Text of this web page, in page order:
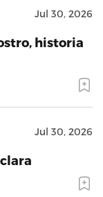
Jul 30, 2026
historia
Jul 30, 2026